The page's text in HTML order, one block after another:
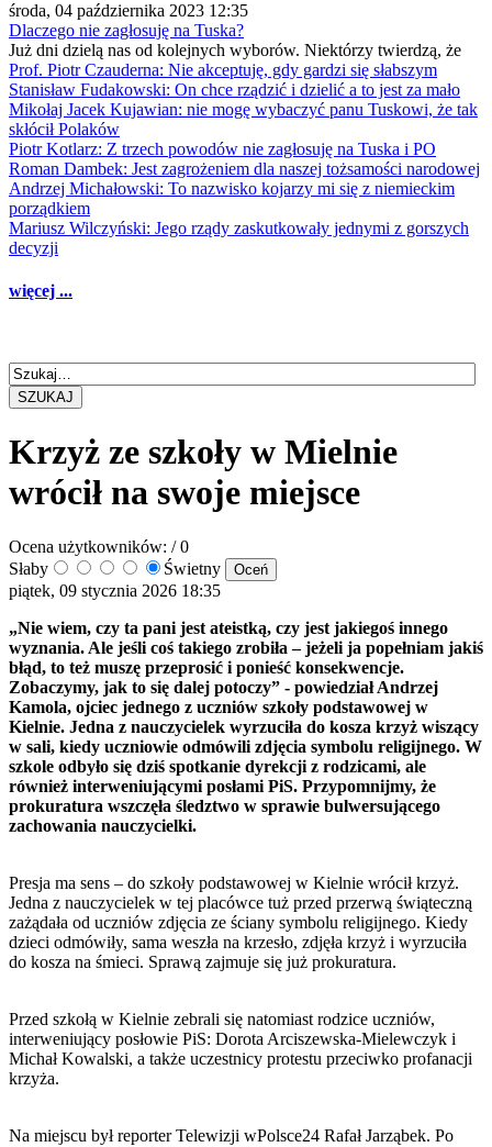
środa, 04 października 2023 12:35
Dlaczego nie zagłosuję na Tuska?
Już dni dzielą nas od kolejnych wyborów. Niektórzy twierdzą, że
Prof. Piotr Czauderna: Nie akceptuję, gdy gardzi się słabszym
Stanisław Fudakowski: On chce rządzić i dzielić a to jest za mało
Mikołaj Jacek Kujawian: nie mogę wybaczyć panu Tuskowi, że tak
skłócił Polaków
Piotr Kotlarz: Z trzech powodów nie zagłosuję na Tuska i PO
Roman Dambek: Jest zagrożeniem dla naszej tożsamości narodowej
Andrzej Michałowski: To nazwisko kojarzy mi się z niemieckim
porządkiem
Mariusz Wilczyński: Jego rządy zaskutkowały jednymi z gorszych
decyzji
więcej ...
SZUKAJ
Krzyż ze szkoły w Mielnie
wrócił na swoje miejsce
Ocena użytkowników: / 0
Słaby
Świetny
piątek, 09 stycznia 2026 18:35
„Nie wiem, czy ta pani jest ateistką, czy jest jakiegoś innego
wyznania. Ale jeśli coś takiego zrobiła – jeżeli ja popełniam jakiś
błąd, to też muszę przeprosić i ponieść konsekwencje.
Zobaczymy, jak to się dalej potoczy” - powiedział Andrzej
Kamola, ojciec jednego z uczniów szkoły podstawowej w
Kielnie. Jedna z nauczycielek wyrzuciła do kosza krzyż wiszący
w sali, kiedy uczniowie odmówili zdjęcia symbolu religijnego. W
szkole odbyło się dziś spotkanie dyrekcji z rodzicami, ale
również interweniującymi posłami PiS. Przypomnijmy, że
prokuratura wszczęła śledztwo w sprawie bulwersującego
zachowania nauczycielki.
Presja ma sens – do szkoły podstawowej w Kielnie wrócił krzyż.
Jedna z nauczycielek w tej placówce tuż przed przerwą świąteczną
zażądała od uczniów zdjęcia ze ściany symbolu religijnego. Kiedy
dzieci odmówiły, sama weszła na krzesło, zdjęła krzyż i wyrzuciła
do kosza na śmieci. Sprawą zajmuje się już prokuratura.
Przed szkołą w Kielnie zebrali się natomiast rodzice uczniów,
interweniujący posłowie PiS: Dorota Arciszewska-Mielewczyk i
Michał Kowalski, a także uczestnicy protestu przeciwko profanacji
krzyża.
Na miejscu był reporter Telewizji wPolsce24 Rafał Jarząbek. Po